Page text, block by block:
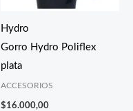
Hydro
Gorro Hydro Poliflex
plata
ACCESORIOS
$16.000,00